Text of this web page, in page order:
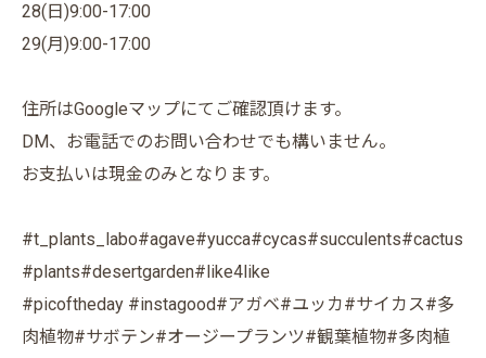
28(日)9:00-17:00
29(月)9:00-17:00
住所はGoogleマップにてご確認頂けます。
DM、お電話でのお問い合わせでも構いません。
お支払いは現金のみとなります。
#t_plants_labo#agave#yucca#cycas#succulents#cactus
#plants#desertgarden#like4like
#picoftheday #instagood#アガベ#ユッカ#サイカス#多
肉植物#サボテン#オージープランツ#観葉植物#多肉植